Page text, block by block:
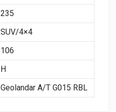
235
SUV/4×4
106
H
Geolandar A/T G015 RBL